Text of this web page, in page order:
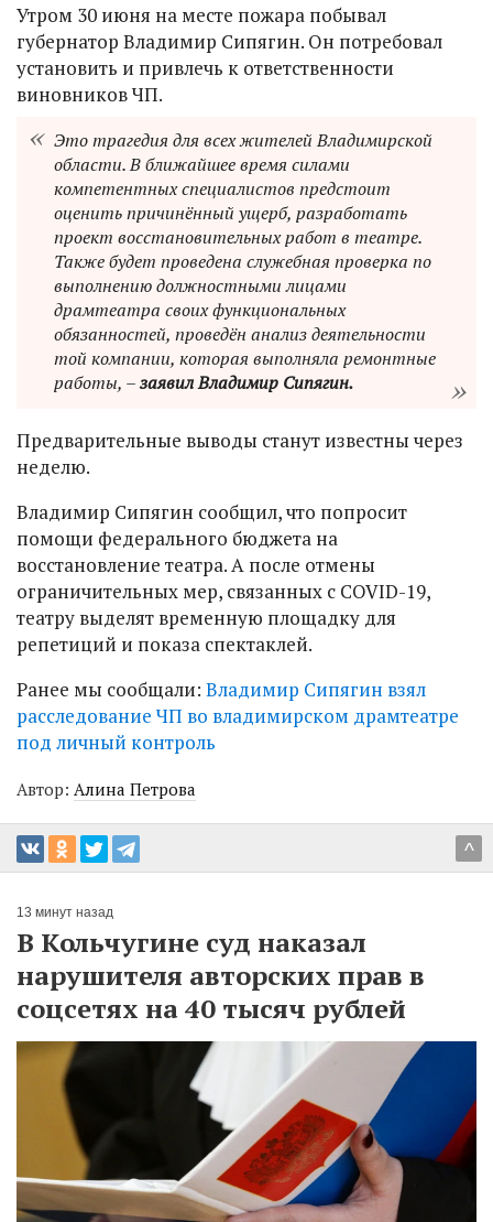
Утром 30 июня на месте пожара побывал
губернатор Владимир Сипягин. Он потребовал
установить и привлечь к ответственности
виновников ЧП.
Это трагедия для всех жителей Владимирской
области. В ближайшее время силами
компетентных специалистов предстоит
оценить причинённый ущерб, разработать
проект восстановительных работ в театре.
Также будет проведена служебная проверка по
выполнению должностными лицами
драмтеатра своих функциональных
обязанностей, проведён анализ деятельности
той компании, которая выполняла ремонтные
работы, –заявил Владимир Сипягин.
Предварительные выводы станут известны через
неделю.
Владимир Сипягин сообщил, что попросит
помощи федерального бюджета на
восстановление театра. А после отмены
ограничительных мер, связанных с COVID-19,
театру выделят временную площадку для
репетиций и показа спектаклей.
Ранее мы сообщали: Владимир Сипягин взял
расследование ЧП во владимирском драмтеатре
под личный контроль
Автор: Алина Петрова
^
13 минут назад
В Кольчугине суд наказал
нарушителя авторских прав в
соцсетях на 40 тысяч рублей